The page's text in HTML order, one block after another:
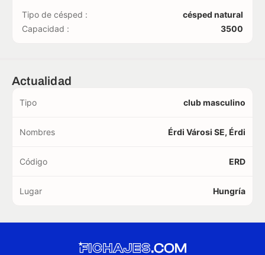
Tipo de césped :
césped natural
Capacidad :
3500
Actualidad
Tipo club masculino
Nombres Érdi Városi SE, Érdi
Código ERD
Lugar Hungría